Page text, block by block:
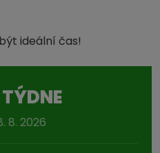
ideální čas!
8. 2026